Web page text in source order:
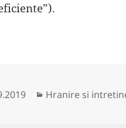
Categorii
Hranire si